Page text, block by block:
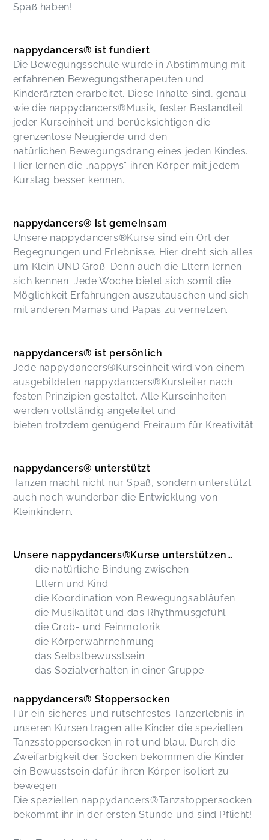
Spaß haben!
nappydancers® ist fundiert
Die Bewegungsschule wurde in Abstimmung mit
erfahrenen Bewegungstherapeuten und
Kinderärzten erarbeitet. Diese Inhalte sind, genau
wie die nappydancers®Musik, fester Bestandteil
jeder Kurseinheit und berücksichtigen die
grenzenlose Neugierde und den
natürlichen Bewegungsdrang eines jeden Kindes.
Hier lernen die „nappys“ ihren Körper mit jedem
Kurstag besser kennen.
nappydancers® ist gemeinsam
Unsere nappydancers®Kurse sind ein Ort der
Begegnungen und Erlebnisse. Hier dreht sich alles
um Klein UND Groß: Denn auch die Eltern lernen
sich kennen. Jede Woche bietet sich somit die
Möglichkeit Erfahrungen auszutauschen und sich
mit anderen Mamas und Papas zu vernetzen.
nappydancers® ist persönlich
Jede nappydancers®Kurseinheit wird von einem
ausgebildeten nappydancers®Kursleiter nach
festen Prinzipien gestaltet. Alle Kurseinheiten
werden vollständig angeleitet und
bieten trotzdem genügend Freiraum für Kreativität
nappydancers® unterstützt
Tanzen macht nicht nur Spaß, sondern unterstützt
auch noch wunderbar die Entwicklung von
Kleinkindern.
Unsere nappydancers®Kurse unterstützen…
· die natürliche Bindung zwischen
Eltern und Kind
· die Koordination von Bewegungsabläufen
· die Musikalität und das Rhythmusgefühl
· die Grob- und Feinmotorik
· die Körperwahrnehmung
· das Selbstbewusstsein
· das Sozialverhalten in einer Gruppe
nappydancers®️ Stoppersocken
Für ein sicheres und rutschfestes Tanzerlebnis in
unseren Kursen tragen alle Kinder die speziellen
Tanzsstoppersocken in rot und blau. Durch die
Zweifarbigkeit der Socken bekommen die Kinder
ein Bewusstsein dafür ihren Körper isoliert zu
bewegen.
Die speziellen nappydancers®️Tanzstoppersocken
bekommt ihr in der ersten Stunde und sind Pflicht!